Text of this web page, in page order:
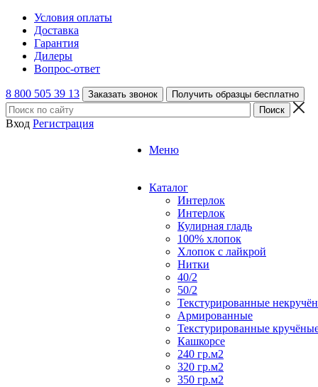
Условия оплаты
Доставка
Гарантия
Дилеры
Вопрос-ответ
8 800 505 39 13 Заказать звонок Получить образцы бесплатно
Вход Регистрация
Меню
Каталог
Интерлок
Интерлок
Кулирная гладь
100% хлопок
Хлопок с лайкрой
Нитки
40/2
50/2
Текстурированные
Армированные
Текстурированные
Кашкорсе
240 гр.м2
320 гр.м2
350 гр.м2